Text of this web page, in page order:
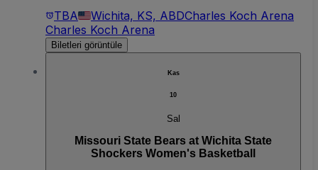
TBA Wichita, KS, ABDCharles Koch Arena
Charles Koch Arena
Biletleri görüntüle
Kas
10
Sal
Missouri State Bears at Wichita State
Shockers Women's Basketball